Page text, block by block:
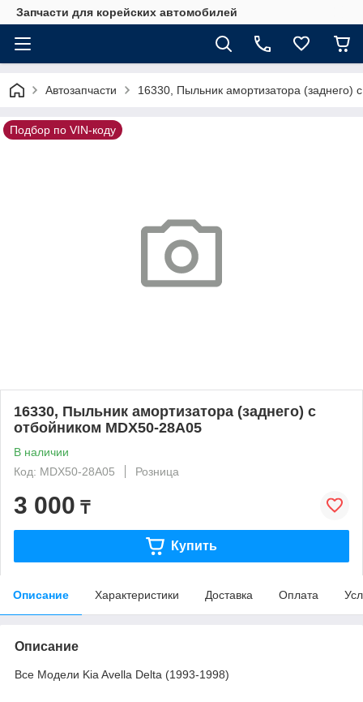
Запчасти для корейских автомобилей
Автозапчасти 16330, Пыльник амортизатора (заднего)
Подбор по VIN-коду
16330, Пыльник амортизатора (заднего) c
отбойником MDX50-28A05
В наличии
Код: MDX50-28A05
Розница
3 000 ₸
Купить
Описание Характеристики Доставка Оплата
Описание
Все Модели Kia Avella Delta (1993-1998)